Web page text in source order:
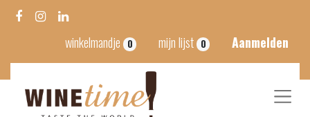
winkelmandje 0 mijn lijst 0 Aanmelden